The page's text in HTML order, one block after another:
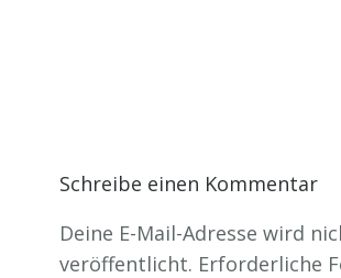
Schreibe einen Kommentar
Deine E-Mail-Adresse wird
veröffentlicht. Erforderliche